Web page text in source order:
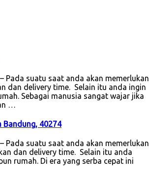
Pada suatu saat anda akan memerlukan
dan delivery time. Selain itu anda ingin
Sebagai manusia sangat wajar jika
…
Bandung, 40274
Pada suatu saat anda akan memerlukan
dan delivery time. Selain itu anda
rumah. Di era yang serba cepat ini